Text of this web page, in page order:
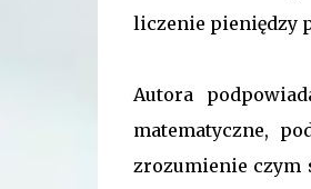
liczenie pieniędzy
Autora
matematyczne,
zrozumienie czym